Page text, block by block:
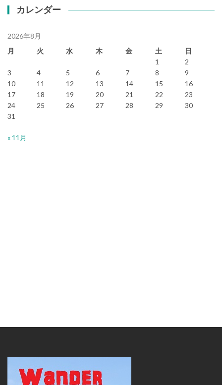
カレンダー
2026年8月
月
火 水 木 金 土
日
1
2
3
4 5 6 7 8
9
10
11 12 13 14 15
16
17
18 19 20 21 22
23
24
25 26 27 28 29
30
31
« 11月